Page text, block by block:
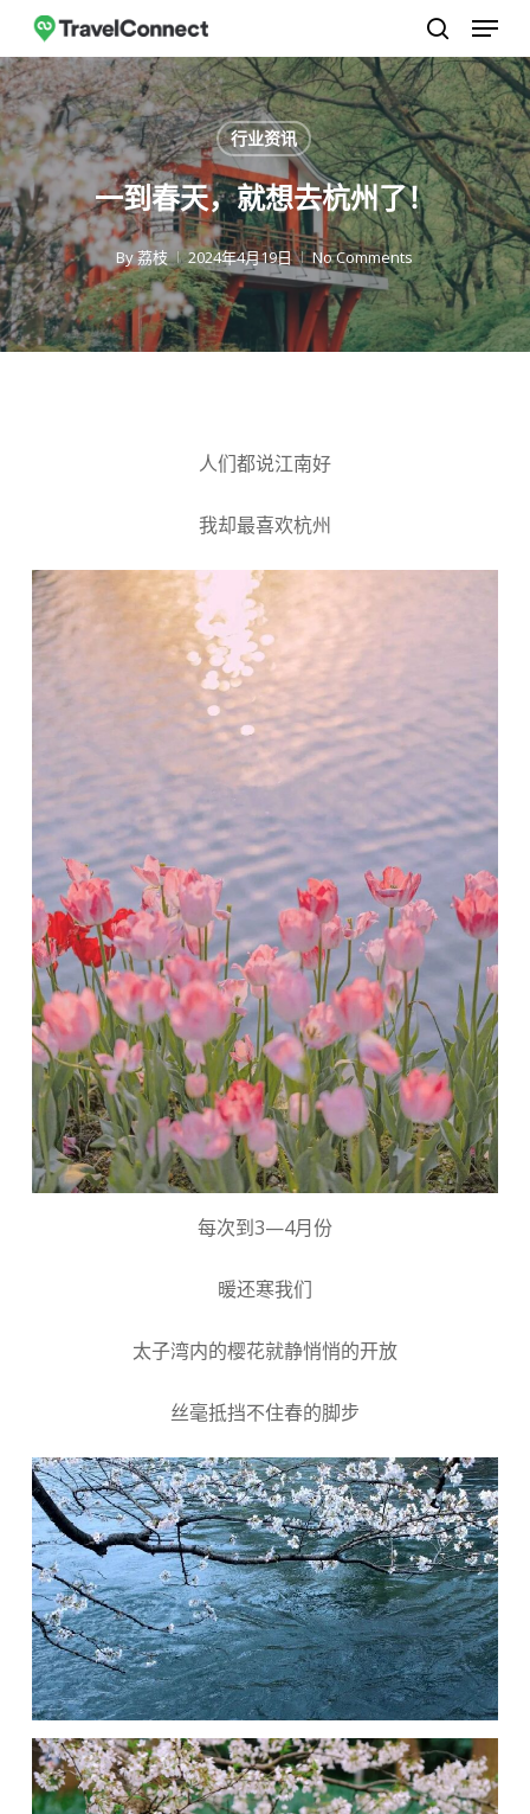
主
要
内
容
搜索
菜单
行业资讯
一到春天，就想去杭州了！
By荔枝 2024年4月19日 No Comments
人们都说江南好
我却最喜欢杭州
每次到3—4月份
暖还寒我们
太子湾内的樱花就静悄悄的开放
丝毫抵挡不住春的脚步
关
闭
菜
单